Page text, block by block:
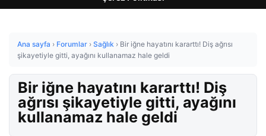
Ana sayfa › Forumlar › Sağlık › Bir iğne hayatını kararttı! Diş ağrısı
şikayetiyle gitti, ayağını kullanamaz hale geldi
Bir iğne hayatını kararttı! Diş
ağrısı şikayetiyle gitti, ayağını
kullanamaz hale geldi